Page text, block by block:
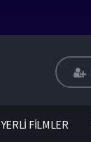
YERLİ FİLMLER